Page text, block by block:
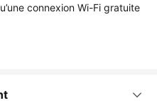
connexion Wi-Fi gratuite